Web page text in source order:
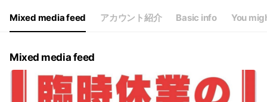
Mixed media feed アカウント紹介 Basic info You
Mixed media feed